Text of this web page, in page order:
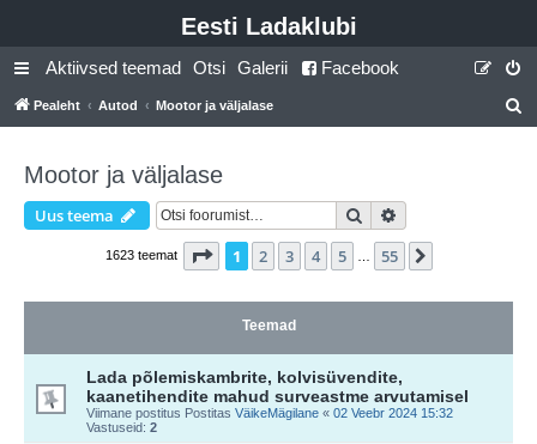
Eesti Ladaklubi
Aktiivsed teemad Otsi Galerii Facebook
Pealeht Autod Mootor ja väljalase
t
Mootor ja väljalase
Uus teema Otsi
1623 teemat 1 . leht55 -st
1 2 3 4 5 55
Teemad
Lada põlemiskambrite, kolvisüvendite,
kaanetihendite mahud surveastme arvutamisel
Viimane postitus Postitas VäikeMägilane « 02 Veebr 2024 15:32
Vastuseid: 2